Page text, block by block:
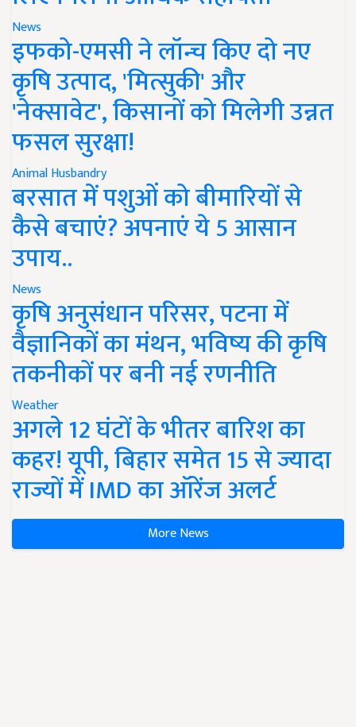
News
इफको-एमसी ने लॉन्च किए दो नए
कृषि उत्पाद, 'मित्सुकी' और
'नेक्सावेट', किसानों को मिलेगी उन्नत
फसल सुरक्षा!
Animal Husbandry
बरसात में पशुओं को बीमारियों से
कैसे बचाएं? अपनाएं ये 5 आसान
उपाय..
News
कृषि अनुसंधान परिसर, पटना में
वैज्ञानिकों का मंथन, भविष्य की कृषि
तकनीकों पर बनी नई रणनीति
Weather
अगले 12 घंटों के भीतर बारिश का
कहर! यूपी, बिहार समेत 15 से ज्यादा
राज्यों में IMD का ऑरेंज अलर्ट
More News